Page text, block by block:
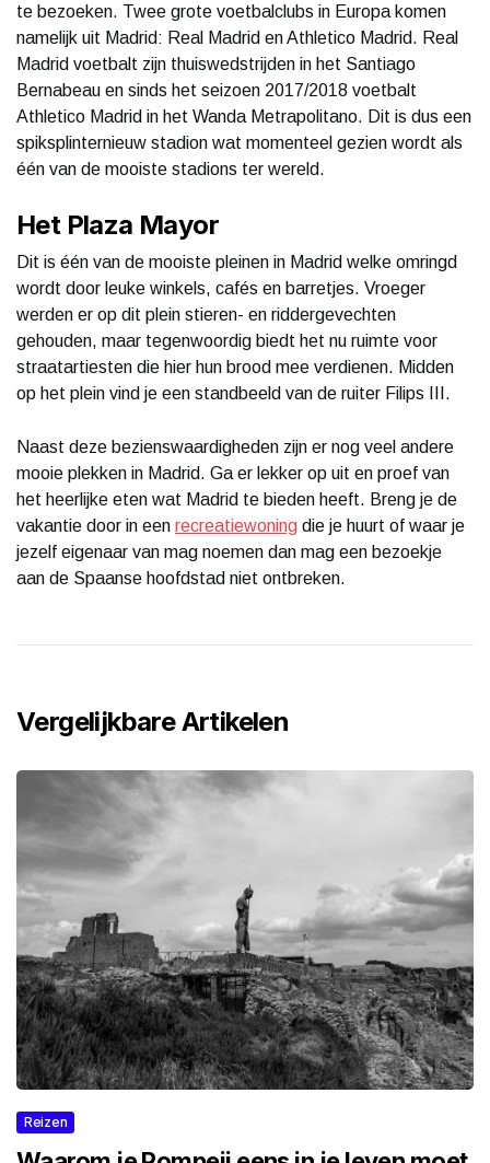
te bezoeken. Twee grote voetbalclubs in Europa komen
namelijk uit Madrid: Real Madrid en Athletico Madrid. Real
Madrid voetbalt zijn thuiswedstrijden in het Santiago
Bernabeau en sinds het seizoen 2017/2018 voetbalt
Athletico Madrid in het Wanda Metrapolitano. Dit is dus een
spiksplinternieuw stadion wat momenteel gezien wordt als
één van de mooiste stadions ter wereld.
Het Plaza Mayor
Dit is één van de mooiste pleinen in Madrid welke omringd
wordt door leuke winkels, cafés en barretjes. Vroeger
werden er op dit plein stieren- en riddergevechten
gehouden, maar tegenwoordig biedt het nu ruimte voor
straatartiesten die hier hun brood mee verdienen. Midden
op het plein vind je een standbeeld van de ruiter Filips III.
Naast deze bezienswaardigheden zijn er nog veel andere
mooie plekken in Madrid. Ga er lekker op uit en proef van
het heerlijke eten wat Madrid te bieden heeft. Breng je de
vakantie door in een recreatiewoning die je huurt of waar je
jezelf eigenaar van mag noemen dan mag een bezoekje
aan de Spaanse hoofdstad niet ontbreken.
Vergelijkbare Artikelen
Reizen